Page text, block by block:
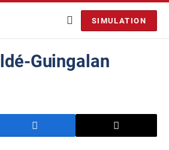
SIMULATION
Guingalan